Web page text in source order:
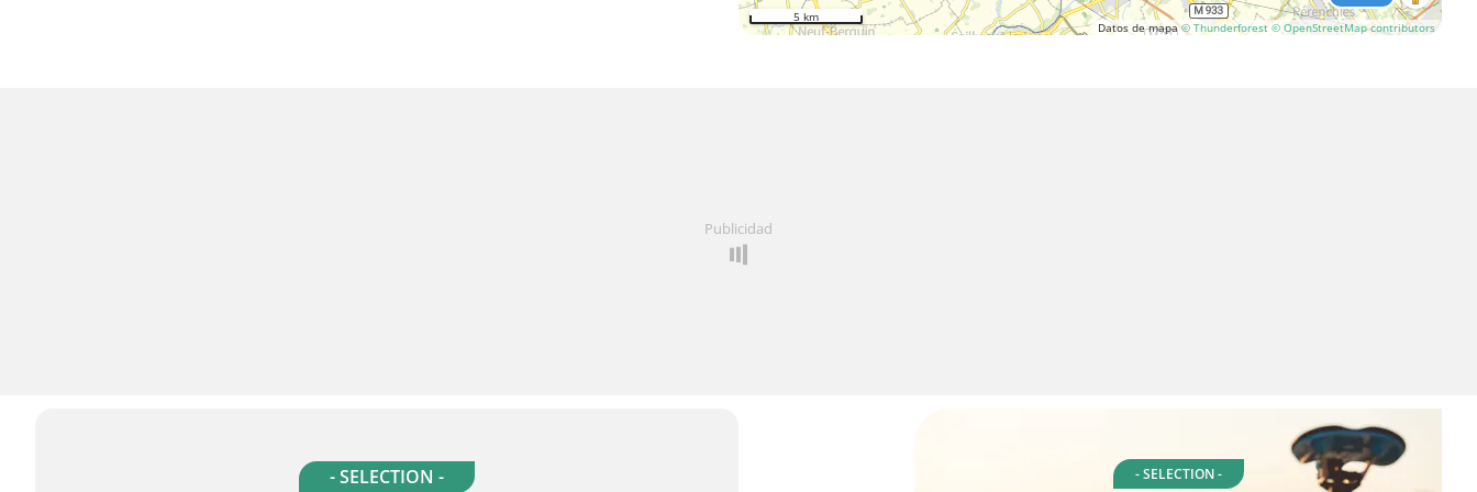
Datos de mapa© Thunderforest © OpenStreetMap contributors
5 km
Publicidad
- SELECTION - - SELECTION -